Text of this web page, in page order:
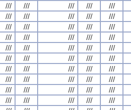
/// /// /// /// ///
/// /// /// /// ///
/// /// /// /// ///
/// /// /// /// ///
/// /// /// /// ///
/// /// /// /// ///
/// /// /// /// ///
/// /// /// /// ///
/// /// /// /// ///
/// /// /// /// ///